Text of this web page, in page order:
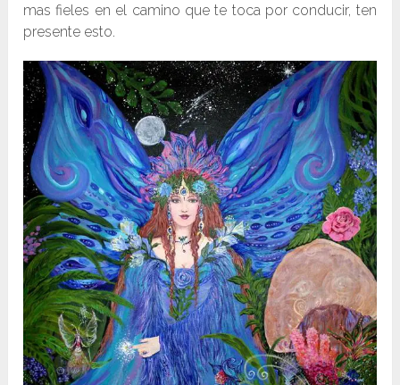
mas fieles en el camino que te toca por conducir, ten
presente esto.